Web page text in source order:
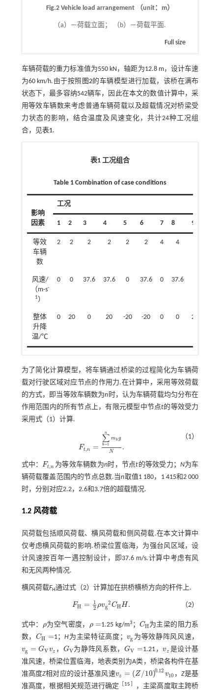
Fig.2 Vehicle load arrangement （unit：m）
（a）—荷载立面； （b）—荷载平面.
Full size
车辆荷载的重力标准值为550 kN，轴距为12.8 m，设计车速
为60 km/h.由于按照 图2的车辆模型进行加载，该桥在满布
状态下，最多容纳542辆车，因此在本文的数值计算中，采
用等效车辆数来考虑普通车辆荷载以及超载情况对桥梁受
力状态的影响，结合温度及风速变化，共计24种工况组
合，见表1.
表1 工况组合
Table 1 Combination of case conditions
影响
因素
工况
1 2 3 4 5 6 7 8 9
等效
车辆
数
2 2 2 2 2 2 4 4
风速/
（m·s-
1 ）
0 0 37.6 37.6 0 37.6 0 37.6
整体
升降
温/℃
0 20 0 20 -20 -20 0 0 20
为了简化计算模型，将车辆通过桥梁的过程简化为车辆荷
载对行驶区域对应节点的作用力.在计算中，采用等效荷载
的方式，即当等效车辆数为n 时，认为车辆荷载均匀分布在
作用范围内的所有节点上，有限元模型中节点t的等效受力
采用式（1） 计算.
Ft,n =
∑
k=1
n
mkg
N
Ft,n= ∑k =1nmkg N.
（1）
式中：Ft,n
Ft,n 为等效车辆数为n时，节点t 的等效受力； N为车
辆荷载覆盖范围内的节点总数.当n取值1 180，1 415和2 000
时，分别对应2.2，2.6和3.7倍的超载情况.
1.2 风荷载
风荷载包括顺风荷载、横风荷载和侧风荷载.在本文计算中
仅考虑横风荷载的影响.桥梁位置临海，为强台风区域，设
计风速按百年一遇控制设计，即37.6 m/s.计算中考虑有风
和无风两种情况.
横风荷载FH通过式（2） 计算加在拱桥横桥方向的杆件上.
FH =
1
2 ρvg
2CHH .
FH= 12 ρvg2CHH. （2）
式中： ρ
ρ为空气密度， ρ =
ρ= 1.25 kg/m3 ； CH
CH 为主梁的阻力系
数， CH =
CH= 1；H为主梁特征高度； vg
vg 为等效静阵风风速，
vg = GVvz
vg=GVvz ， GV
GV 为静阵风系数， GV =
GV= 1.21，vz
vz 是设计基
准风速，桥梁位置临海，地表类别为A类，桥梁各构件在基
准高度Z相对应的设计基准风速vz = (Z /10)0.12 v10
vz= Z/ 100.12v10 ，Z是基
准高度，根据相关规范进行确定
15
，主梁高度取主跨桥